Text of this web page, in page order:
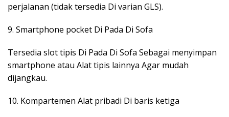
perjalanan (tidak tersedia Di varian GLS).
9. Smartphone pocket Di Pada Di Sofa
Tersedia slot tipis Di Pada Di Sofa Sebagai menyimpan
smartphone atau Alat tipis lainnya Agar mudah
dijangkau.
10. Kompartemen Alat pribadi Di baris ketiga